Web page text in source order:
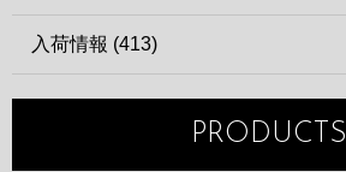
入荷情報 (413)
PRODUCTS